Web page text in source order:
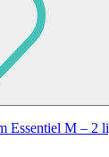
Essentiel M – 2